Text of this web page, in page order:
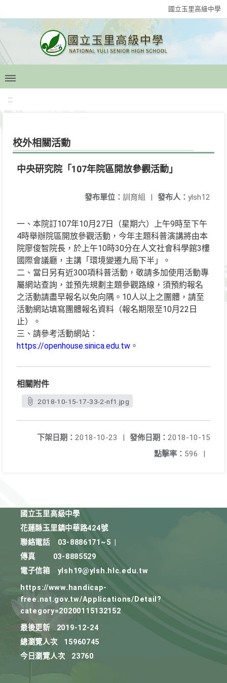
國立玉里高級中學
:::
校外相關活動
中央研究院「107年院區開放參觀活動」
發布人： ylsh12
發布單位： 訓育組 |
一、本院訂107年10月27日（星期六）上午9時至下午
4時舉辦院區開放參觀活動，今年主題科普演講將由本
院廖俊智院長，於上午10時30分在人文社會科學館3樓
國際會議廳，主講「環境變遷九局下半」。
二、當日另有近300項科普活動，敬請多加使用活動專
屬網站查詢，並預先規劃主題參觀路線，須預約報名
之活動請盡早報名以免向隅。10人以上之團體，請至
活動網站填寫團體報名資料（報名期限至10月22日
止）。
三、請參考活動網站：
https://openhouse.sinica.edu.tw 。
相關附件
2018-10-15-17-33-2-nf1.jpg
發佈日期： 2018-10-15
下架日期： 2018-10-23
|
點擊率： 596 |
國立玉里高級中學
花蓮縣玉里鎮中華路424號
聯絡電話
03-8886171~5
傳真
03-8885529
電子信箱
ylsh19@ylsh.hlc.edu.tw
https://www.handicap-
free.nat.gov.tw/Applications/Detail?
category=20200115132152
最後更新
2019-12-24
總瀏覽人次
15960745
今日瀏覽人次
23760